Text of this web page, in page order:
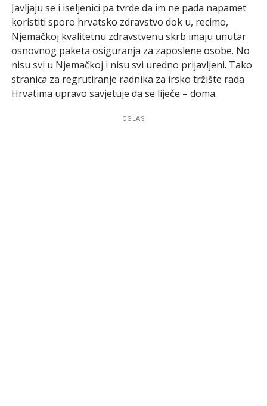
Javljaju se i iseljenici pa tvrde da im ne pada napamet
koristiti sporo hrvatsko zdravstvo dok u, recimo,
Njemačkoj kvalitetnu zdravstvenu skrb imaju unutar
osnovnog paketa osiguranja za zaposlene osobe. No
nisu svi u Njemačkoj i nisu svi uredno prijavljeni. Tako
stranica za regrutiranje radnika za irsko tržište rada
Hrvatima upravo savjetuje da se liječe – doma.
OGLAS